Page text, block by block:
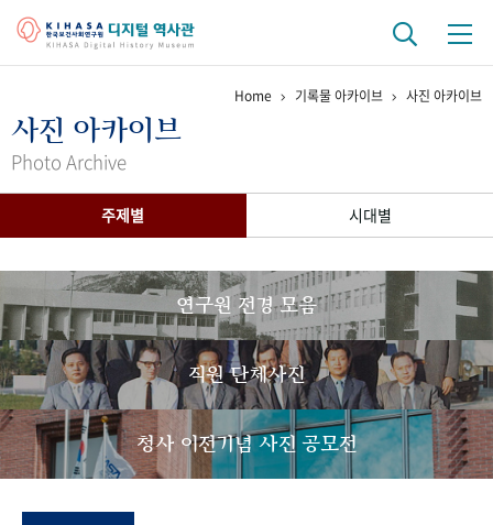
걸어온 길 기관 변천사
간행물 변천사
기록물 아카이브
사진 아카이브 문서 기록물 행정박물 영상 기록물
50+1 주년 기념
성과 50선 숫자로 보는 50년
Home 기록물 아카이브 사진 아카이브
사진 아카이브
Photo Archive
주제별 시대별
연구원 전경 모음
직원 단체사진
청사 이전기념 사진 공모전